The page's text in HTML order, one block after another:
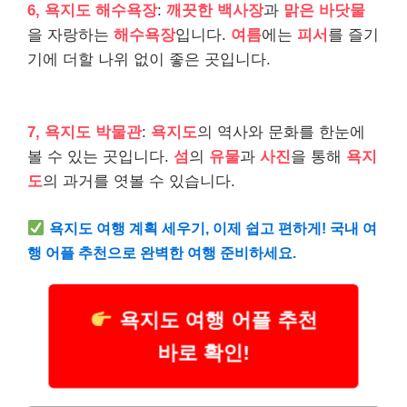
6, 욕지도 해수욕장: 깨끗한 백사장과 맑은 바닷물
을 자랑하는 해수욕장입니다. 여름에는 피서 를 즐기
기에 더할 나위 없이 좋은 곳입니다.
7, 욕지도 박물관: 욕지도의 역사와 문화를 한눈에
볼 수 있는 곳입니다. 섬 의 유물과 사진을 통해 욕지
도의 과거를 엿볼 수 있습니다.
욕지도 여행 계획 세우기, 이제 쉽고 편하게! 국내 여
행 어플 추천으로 완벽한 여행 준비하세요.
욕지도 여행 어플 추천
바로 확인!